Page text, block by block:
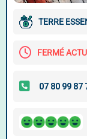
TERRE
FERMÉ